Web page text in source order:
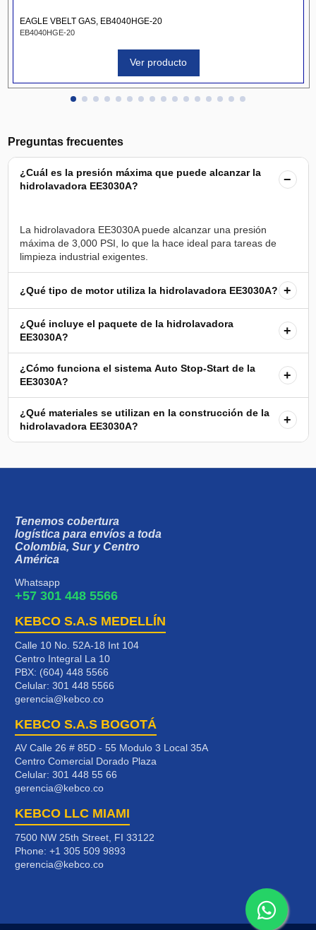
EAGLE VBELT GAS, EB4040HGE-20
EB4040HGE-20
Ver producto
Preguntas frecuentes
¿Cuál es la presión máxima que puede alcanzar la
hidrolavadora EE3030A?
−
La hidrolavadora EE3030A puede alcanzar una presión
máxima de 3,000 PSI, lo que la hace ideal para tareas de
¿Qué tipo de motor utiliza la hidrolavadora EE3030A? +
¿Qué incluye el paquete de la hidrolavadora
EE3030A?
+
¿Cómo funciona el sistema Auto Stop-Start de la
EE3030A?
+
¿Qué materiales se utilizan en la construcción de la
hidrolavadora EE3030A?
+
Tenemos cobertura
logística para envíos a toda
Colombia, Sur y Centro
América
Whatsapp
+57 301 448 5566
KEBCO S.A.S MEDELLÍN
Calle 10 No. 52A-18 Int 104
Centro Integral La 10
PBX: (604) 448 5566
Celular: 301 448 5566
gerencia@kebco.co
KEBCO S.A.S BOGOTÁ
AV Calle 26 # 85D - 55 Modulo 3 Local 35A
Centro Comercial Dorado Plaza
Celular: 301 448 55 66
gerencia@kebco.co
KEBCO LLC MIAMI
7500 NW 25th Street, FI 33122
Phone: +1 305 509 9893
gerencia@kebco.co